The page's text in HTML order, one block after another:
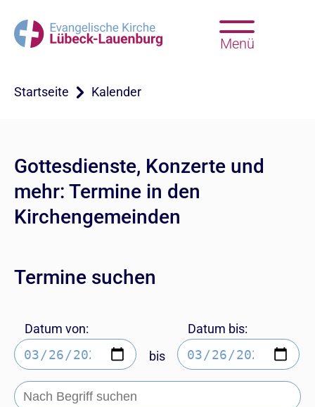
Menü
Startseite Kalender
Gottesdienste, Konzerte und
mehr: Termine in den
Kirchengemeinden
Termine suchen
Datum von:
bis
Datum bis: